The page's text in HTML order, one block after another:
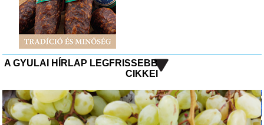
A GYULAI HÍRLAP LEGFRISSEBB
CIKKEI